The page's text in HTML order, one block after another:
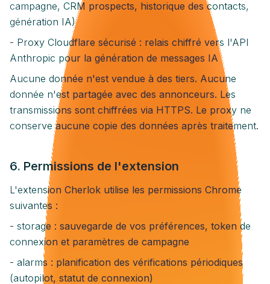
campagne, CRM prospects, historique des contacts,
génération IA)
- Proxy Cloudflare sécurisé : relais chiffré vers l'API
Anthropic pour la génération de messages IA
Aucune donnée n'est vendue à des tiers. Aucune
donnée n'est partagée avec des annonceurs. Les
transmissions sont chiffrées via HTTPS. Le proxy ne
conserve aucune copie des données après traitement.
6. Permissions de l'extension
L'extension Cherlok utilise les permissions Chrome
suivantes :
- storage : sauvegarde de vos préférences, token de
connexion et paramètres de campagne
- alarms : planification des vérifications périodiques
(autopilot, statut de connexion)